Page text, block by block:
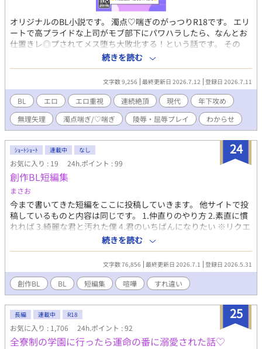
オリジナルのBL小説です。 濁点♡喘ぎのがっつりR18です。 エリ
ートで高プライドな上司がモブ部下にパワハラしたら、なんとお
仕置きレ◎プされてメス堕ち大敗北する！という話です。 その
後、モブのオナホになってめちゃくちゃなプレイを強いられ
る……みたいな続編とかも考えてますが、とりあえず今回は読み
切り版として出します！ ちなみに、この小説の世界観とキャラク
ターは、一次創作『WhiteSwan』のものを使用していますので、
正確に言えばセルフ二次創作？になりますが、WhiteSwanをご存
知なくても全然問題なくお読みいただけます！！ 感想等いただけ
たら大変嬉しいです。
続きを読む
文字数 9,256 最終更新日 2026.7.12 登録日 2026.7.11
BL エロ エロ重視 連続絶頂 現代
年下攻め
無理矢理
濁点喘ぎ/♡喘ぎ 陵辱・屈辱プレイ わからせ
24
ｼｮｰﾄｼｮｰﾄ 連載中 なし
お気に入り : 19 24h.ポイント : 99
創作BL短編集
まさお
今まで書いてきた短編をここに投稿していきます。 他サイトで投
稿しているものと内容は同じです。 1.仲直りのやり方 2.素直に慣
れれば 3.綺麗な君と汚れた僕 4.君のいちばんになりたい ※リクエ
ストなどあればこちらにコメントください🙇‍♀️ お時間はいただくか
と思います
続きを読む
文字数 76,856 最終更新日 2026.7.1 登録日 2026.5.31
創作BL BL 短編集 喧嘩 すれ違い
25
長編 連載中 R18
お気に入り : 1,706 24h.ポイント : 92
全寮制の学園に行ったら運命の番に溺愛された話♡